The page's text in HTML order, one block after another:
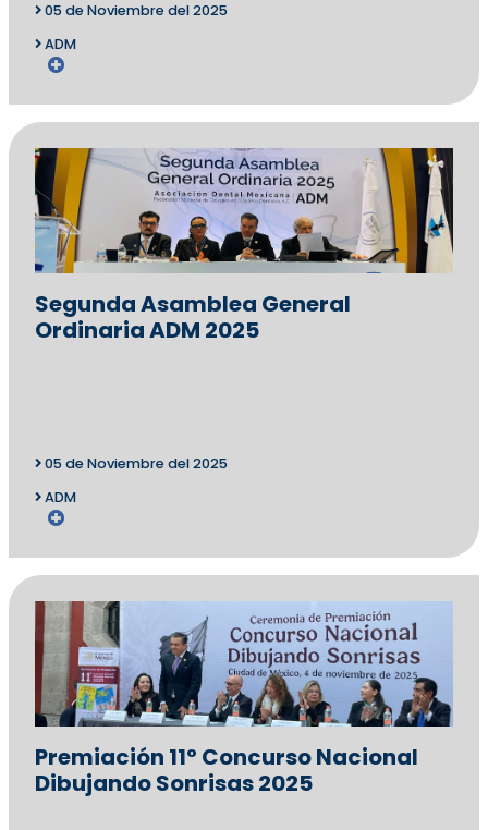
05 de Noviembre del 2025
ADM
Segunda Asamblea General
Ordinaria ADM 2025
05 de Noviembre del 2025
ADM
Premiación 11° Concurso Nacional
Dibujando Sonrisas 2025